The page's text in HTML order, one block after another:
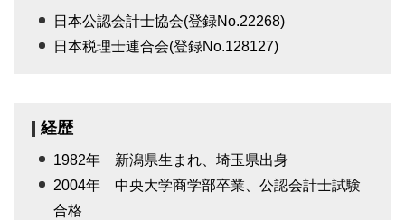
日本公認会計士協会(登録No.22268)
日本税理士連合会(登録No.128127)
経歴
1982年 新潟県生まれ、埼玉県出身
2004年 中央大学商学部卒業、公認会計士試験
合格